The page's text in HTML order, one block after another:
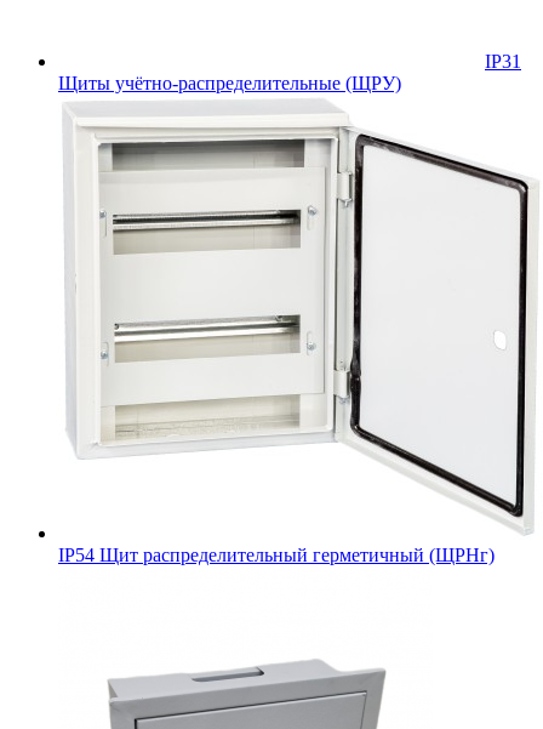
IP31
Щиты учётно-распределительные (ЩРУ)
IP54 Щит распределительный герметичный (ЩРНг)